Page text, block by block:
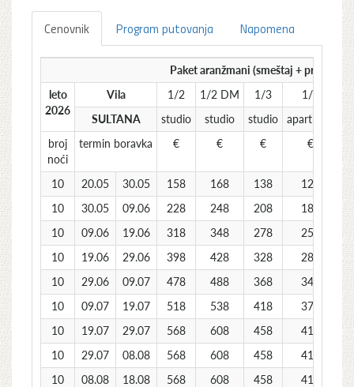
Cenovnik Program putovanja Napomena
Paket aranžmani (smeštaj + prevoz)
leto
2026
Vila 1/2 1/2 DM 1/3 1/4
SULTANA
studio studio studio apartman
broj
noći
termin boravka € € € €
10 20.05 30.05 158 168 138
128
10
30.05 09.06 228 248 208
188
10
09.06 19.06 318 348 278
258
10
19.06 29.06 398 428 328
288
10
29.06 09.07 478 488 368
348
10
09.07 19.07 518 538 418
378
10
19.07 29.07 568 608 458
418
10
29.07 08.08 568 608 458
418
10
08.08 18.08 568 608 458
418